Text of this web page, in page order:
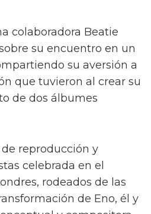
colaboradora Beatie
su encuentro en un
su aversión a
que tuvieron al crear su
de dos álbumes
reproducción y
celebrada en el
rodeados de las
de Eno, él y